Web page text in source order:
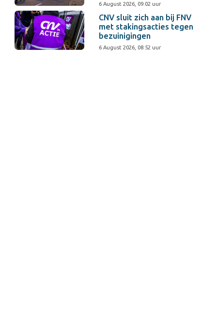
6 August 2026, 09:02 uur
CNV sluit zich aan bij FNV
met stakingsacties tegen
bezuinigingen
6 August 2026, 08:52 uur